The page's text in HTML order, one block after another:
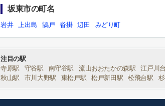
坂東市の町名
岩井 上出島 鵠戸 沓掛 辺田 みどり町
注目の駅
寺原駅
守谷駅 南守谷駅 流山おおたかの森駅 江戸川
秋山駅
市川大野駅 東松戸駅 松戸新田駅 松飛台駅